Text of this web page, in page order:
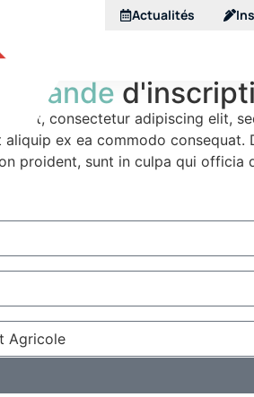
Actualités
amet, consectetur adipiscing elit,
aliquip ex ea commodo
proident, sunt in culpa qui officia